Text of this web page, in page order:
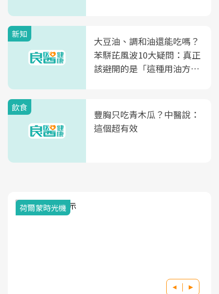
新知
大豆油、調和油還能吃嗎？
苯駢芘風波10大疑問：真正
該避開的是「這種用油方
飲食
豐胸只吃青木瓜？中醫說：
這個超有效
荷爾蒙時光機